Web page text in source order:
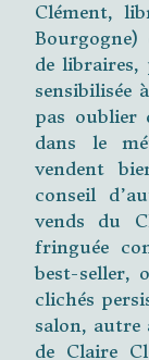
Clément,
Bourgogne)
de libraires,
sensibilisée
pas oublier
dans le
vendent
conseil
vends du
fringuée
best-seller,
clichés
salon, autre
de Claire